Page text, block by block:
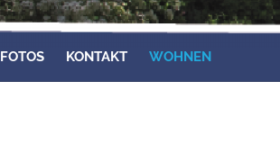
FOTOS KONTAKT WOHNEN